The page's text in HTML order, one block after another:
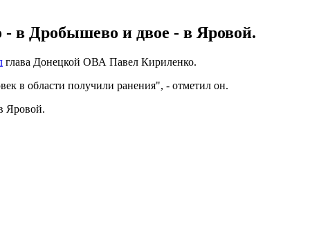
в Дробышево и двое - в Яровой.
глава Донецкой ОВА Павел Кириленко.
в области получили ранения", - отметил он.
Яровой.